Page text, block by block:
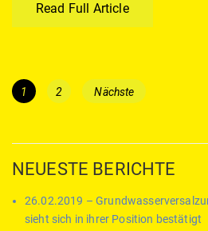
Read Full Article
Page
1 Page
2 Nächste
NEUESTE BERICHTE
26.02.2019 –
sieht sich in ihrer Position bestätigt